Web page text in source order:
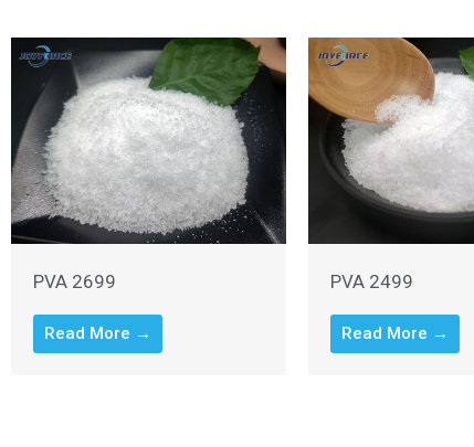
PVA 2699
Read More →
PVA 2499
Read More →